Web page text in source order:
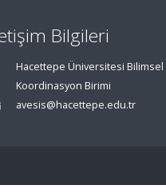
Bilgileri
Hacettepe Üniversitesi Bilimsel
Koordinasyon Birimi
avesis@hacettepe.edu.tr